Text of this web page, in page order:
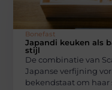
Bonefast
Japandi keuken als
stijl
De combinatie van
Japanse verfijning
bekendstaat om haar